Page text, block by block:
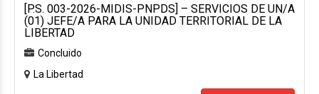
[P.S. 003-2026-MIDIS-PNPDS] – SERVICIOS DE UN/A
(01) JEFE/A PARA LA UNIDAD TERRITORIAL DE LA
LIBERTAD
Concluido
La Libertad